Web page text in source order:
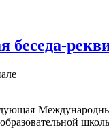
беседа-